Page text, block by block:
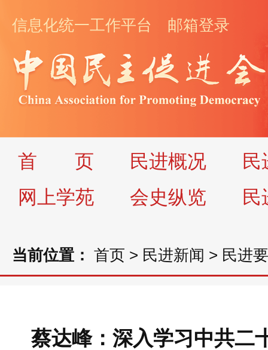
信息化统一工作平台 邮箱登录
首 页 民进概况
民
网上学苑
会史纵览 民
当前位置： 首页 > 民进新闻 > 民进
蔡达峰：深入学习中共二